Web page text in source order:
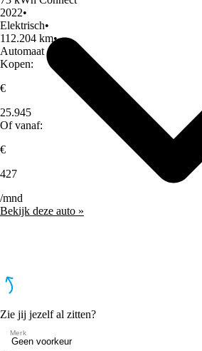
2022•
Elektrisch•
112.204 km•
Automaat
Kopen:
€
25.945
Of vanaf:
€
427
/mnd
Bekijk deze auto »
Zie jij jezelf al zitten?
Merk